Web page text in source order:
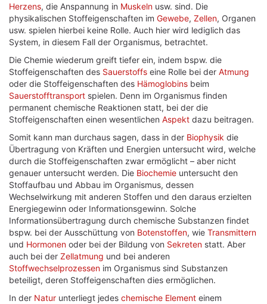
Herzens, die Anspannung in Muskeln usw. sind. Die
physikalischen Stoffeigenschaften im Gewebe, Zellen, Organen
usw. spielen hierbei keine Rolle. Auch hier wird lediglich das
System, in diesem Fall der Organismus, betrachtet.
Die Chemie wiederum greift tiefer ein, indem bspw. die
Stoffeigenschaften des Sauerstoffs eine Rolle bei der Atmung
oder die Stoffeigenschaften des Hämoglobins beim
Sauerstofftransport spielen. Denn im Organismus finden
permanent chemische Reaktionen statt, bei der die
Stoffeigenschaften einen wesentlichen Aspekt dazu beitragen.
Somit kann man durchaus sagen, dass in der Biophysik die
Übertragung von Kräften und Energien untersucht wird, welche
durch die Stoffeigenschaften zwar ermöglicht – aber nicht
genauer untersucht werden. Die Biochemie untersucht den
Stoffaufbau und Abbau im Organismus, dessen
Wechselwirkung mit anderen Stoffen und den daraus erzielten
Energiegewinn oder Informationsgewinn. Solche
Informationsübertragung durch chemische Substanzen findet
bspw. bei der Ausschüttung von Botenstoffen, wie Transmittern
und Hormonen oder bei der Bildung von Sekreten statt. Aber
auch bei der Zellatmung und bei anderen
Stoffwechselprozessen im Organismus sind Substanzen
beteiligt, deren Stoffeigenschaften dies ermöglichen.
In der Natur unterliegt jedes chemische Element einem